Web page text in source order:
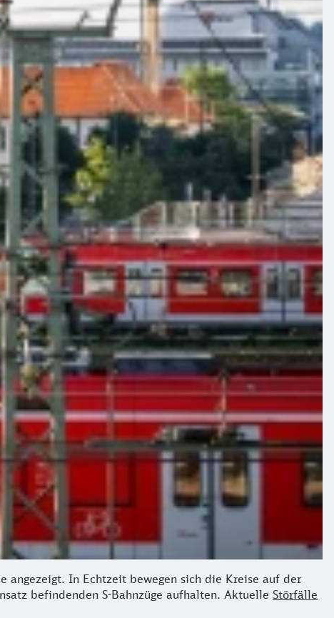
angezeigt. In Echtzeit bewegen sich die Kreise auf der
befindenden S-Bahnzüge aufhalten. Aktuelle Störfälle